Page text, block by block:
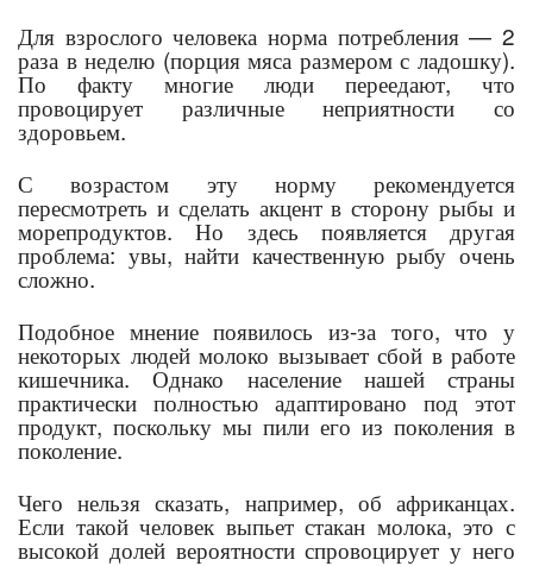
Для взрослого человека норма потребления — 2
раза в неделю (порция мяса размером с ладошку).
По факту многие люди переедают, что
провоцирует различные неприятности со
здоровьем.
С возрастом эту норму рекомендуется
пересмотреть и сделать акцент в сторону рыбы и
морепродуктов. Но здесь появляется другая
проблема: увы, найти качественную рыбу очень
сложно.
Подобное мнение появилось из-за того, что у
некоторых людей молоко вызывает сбой в работе
кишечника. Однако население нашей страны
практически полностью адаптировано под этот
продукт, поскольку мы пили его из поколения в
поколение.
Чего нельзя сказать, например, об африканцах.
Если такой человек выпьет стакан молока, это с
высокой долей вероятности спровоцирует у него